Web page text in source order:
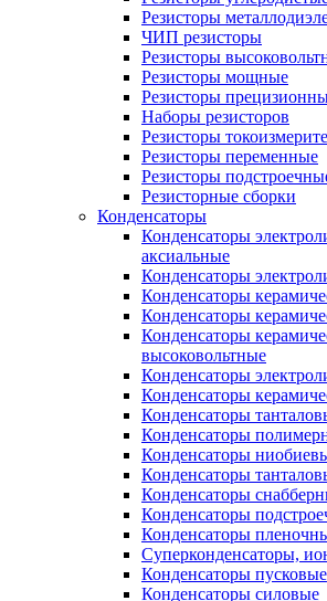
Резисторы
ЧИП резисторы
Резисторы
Резисторы мощные
Резисторы
Наборы резисторов
Резисторы
Резисторы переменные
Резисторы
Резисторные сборки
Конденсаторы
Конденсаторы
аксиальные
Конденсаторы
Конденсаторы
Конденсаторы
Конденсаторы
высоковольтные
Конденсаторы
Конденсаторы
Конденсаторы
Конденсаторы
Конденсаторы
Конденсаторы
Конденсаторы
Конденсаторы
Конденсаторы
Суперконденсаторы,
Конденсаторы пусковые
Конденсаторы силовые